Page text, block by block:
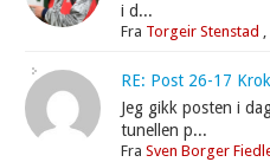
i d...
Fra Torgeir Stenstad ,
RE: Post 26-17
Jeg gikk posten i
tunellen p...
FraSven Borger